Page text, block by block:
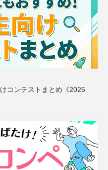
コンテストまとめ《2026